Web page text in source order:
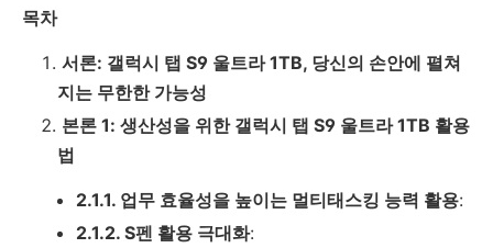
목차
서론: 갤럭시 탭 S9 울트라 1TB, 당신의 손안에 펼쳐
지는 무한한 가능성
본론 1: 생산성을 위한 갤럭시 탭 S9 울트라 1TB 활용
법
2.1.1. 업무 효율성을 높이는 멀티태스킹 능력 활용:
2.1.2. S펜 활용 극대화: